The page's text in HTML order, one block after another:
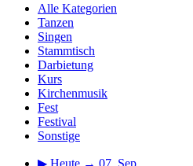
Alle Kategorien
Tanzen
Singen
Stammtisch
Darbietung
Kurs
Kirchenmusik
Fest
Festival
Sonstige
▶ Heute → 07. Sep